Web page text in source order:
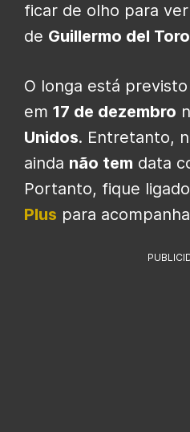
ficar de olho para
de Guillermo del Toro
O longa está
em 17 de dezembro
Unidos. Entretanto,
ainda não tem data
Portanto, fique
Plus para